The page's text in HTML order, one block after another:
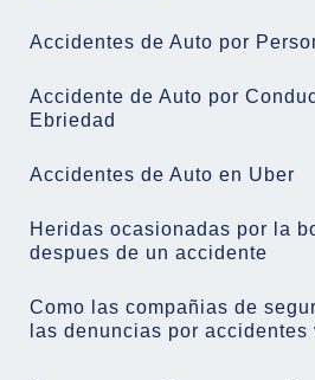
Accidentes de Auto por
Accidente de Auto por
Ebriedad
Accidentes de Auto en Uber
Heridas ocasionadas por la
despues de un accidente
Como las compañias de
las denuncias por